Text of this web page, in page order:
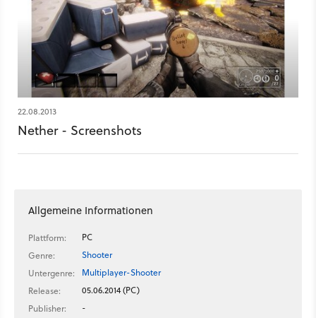
22.08.2013
Nether - Screenshots
Allgemeine Informationen
Plattform:
PC
Genre:
Shooter
Untergenre:
Multiplayer-Shooter
Release:
05.06.2014 (PC)
Publisher:
-